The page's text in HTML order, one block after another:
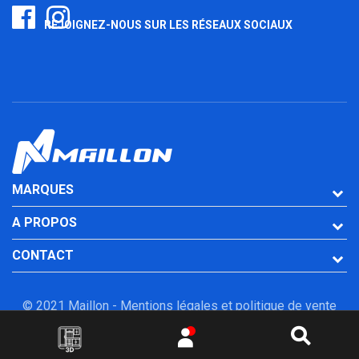
REJOIGNEZ-NOUS SUR LES RÉSEAUX SOCIAUX
MARQUES
A PROPOS
CONTACT
© 2021 Maillon - Mentions légales et politique de vente